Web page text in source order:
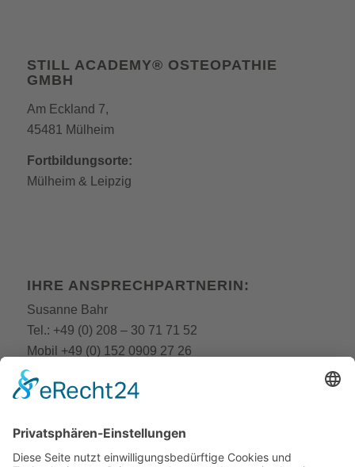
STILL ACADEMY® OSTEOPATHIE
GMBH
Am Eckland 7,
45481 Mülheim
Fortbildungsorte:
Mülheim & Leipzig
IHRE ANSPRECHPARTNERIN:
Susanne Bahr
Tel.: +49 (0) 208 – 30 71 71 52
Mobil +49 (0) 152 0909 27 26
E-Mail:
E-Mail:bahr @still-academy.de